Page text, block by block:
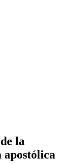
la
apostólica